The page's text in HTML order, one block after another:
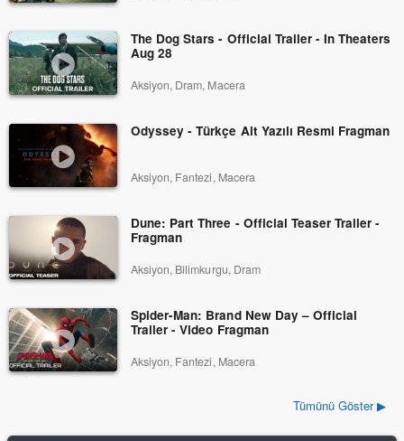
The Dog Stars - Official Trailer - In Theaters
Aug 28
Aksiyon, Dram, Macera
Odyssey - Türkçe Alt Yazılı Resmi Fragman
Aksiyon, Fantezi, Macera
Dune: Part Three - Official Teaser Trailer -
Fragman
Aksiyon, Bilimkurgu, Dram
Spider-Man: Brand New Day – Official
Trailer - Video Fragman
Aksiyon, Fantezi, Macera
Tümünü Göster ▶